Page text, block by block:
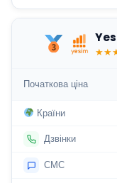
★★
Початкова ціна
Країни
Дзвінки
СМС